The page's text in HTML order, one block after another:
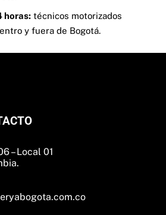
horas: técnicos motorizados
y fuera de Bogotá.
– Local 01